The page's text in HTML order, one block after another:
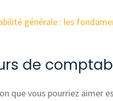
générale : les
de
que vous pourriez aimer